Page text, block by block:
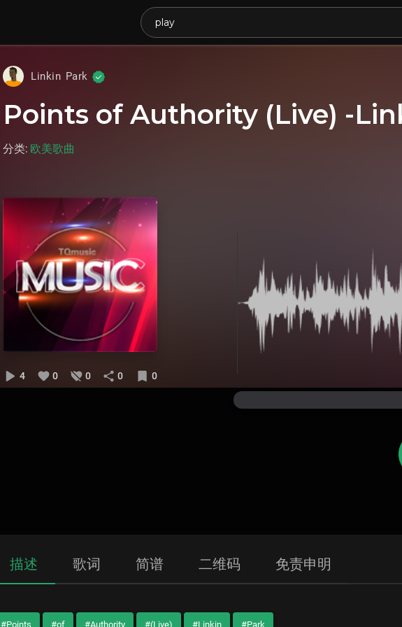
Linkin Park
Points of Authority (Live) -
分类: 欧美歌曲
4 0 0 0 0
描述 歌词 简谱 二维码 免责申明
#Points #of #Authority #(Live) #Linkin #Park